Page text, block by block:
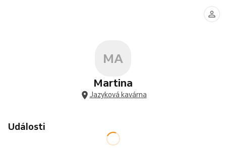
MA
Martina
Jazyková kavárna
Události